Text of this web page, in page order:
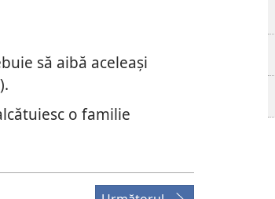
să aibă aceleași
).
o familie